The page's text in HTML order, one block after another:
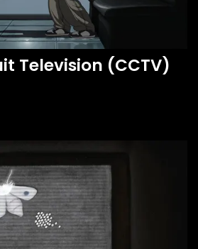
Television (CCTV)